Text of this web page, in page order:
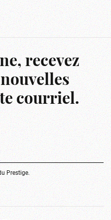
recevez
courriel.
Prestige.